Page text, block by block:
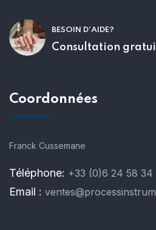
BESOIN D'AIDE?
Consultation
Coordonnées
Franck Cussemane
Téléphone: +33 (0)6 24 58 34
Email :